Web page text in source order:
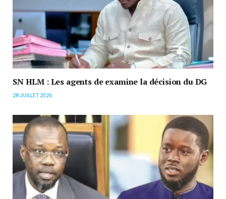
SN HLM : Les agents de examine la décision du DG
28 JUILLET 2026